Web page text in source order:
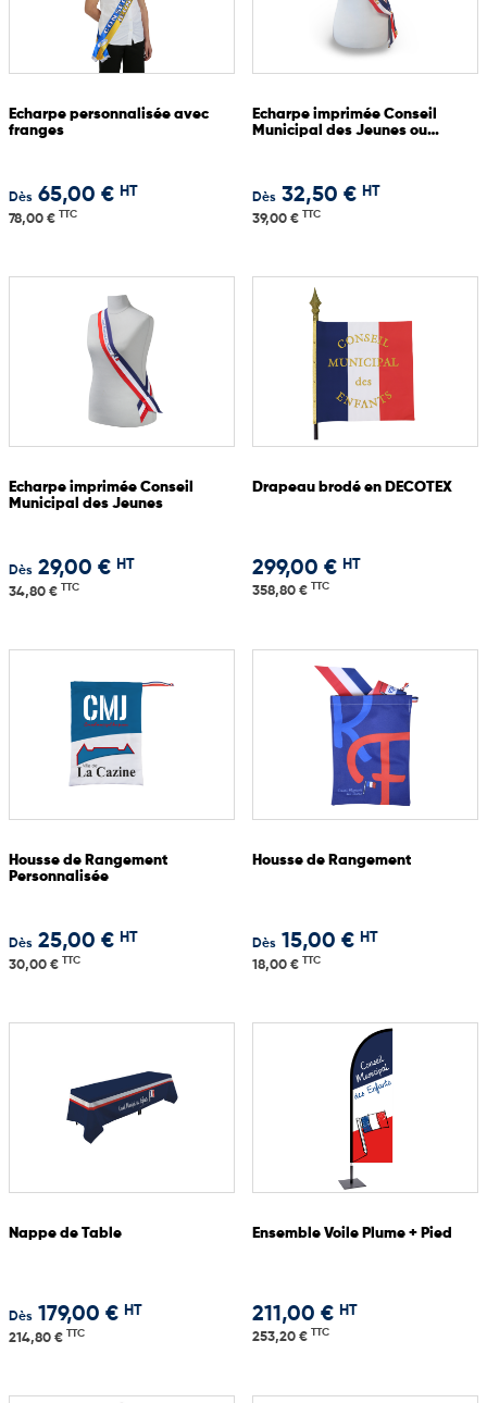
Echarpe personnalisée avec
franges
Dès 65,00 € HT
78,00 € TTC
Echarpe imprimée Conseil
Municipal des Jeunes ou
Dès 32,50 € HT
39,00 € TTC
Echarpe imprimée Conseil
Municipal des Jeunes
Dès 29,00 € HT
34,80 € TTC
Drapeau brodé en DECOTEX
299,00 € HT
358,80 € TTC
Housse de Rangement
Personnalisée
Dès 25,00 € HT
30,00 € TTC
Housse de Rangement
Dès 15,00 € HT
18,00 € TTC
Nappe de Table
Dès 179,00 € HT
214,80 € TTC
Ensemble Voile Plume + Pied
211,00 € HT
253,20 € TTC